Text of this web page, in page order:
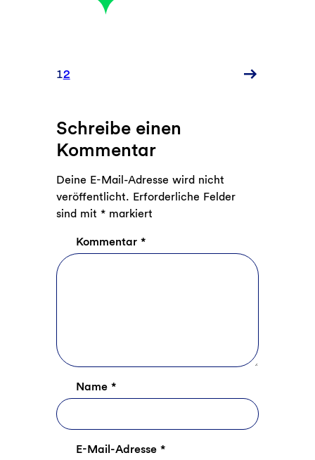
12
Neuere
Schreibe einen
Kommentar
Deine E-Mail-Adresse wird nicht
veröffentlicht. Erforderliche Felder
sind mit *markiert
Kommentar *
Name *
E-Mail-Adresse *